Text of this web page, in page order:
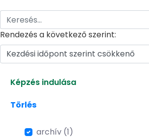
Rendezés a következő szerint:
Kezdési időpont szerint csökkenő
Képzés indulása
Törlés
archív (1)